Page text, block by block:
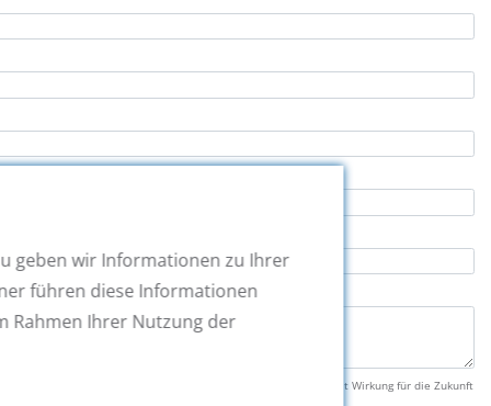
und akzeptiere sie. Diese Einwilligung kann ich jederzeit mit Wirkung für die Zukunft
geben wir Informationen zu Ihrer
führen diese Informationen
Rahmen Ihrer Nutzung der